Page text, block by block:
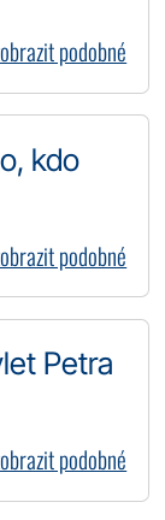
podobné
kdo
podobné
Petra
podobné